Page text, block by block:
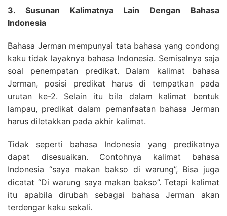
3. Susunan Kalimatnya Lain Dengan Bahasa
Indonesia
Bahasa Jerman mempunyai tata bahasa yang condong
kaku tidak layaknya bahasa Indonesia. Semisalnya saja
soal penempatan predikat. Dalam kalimat bahasa
Jerman, posisi predikat harus di tempatkan pada
urutan ke-2. Selain itu bila dalam kalimat bentuk
lampau, predikat dalam pemanfaatan bahasa Jerman
harus diletakkan pada akhir kalimat.
Tidak seperti bahasa Indonesia yang predikatnya
dapat disesuaikan. Contohnya kalimat bahasa
Indonesia “saya makan bakso di warung”, Bisa juga
dicatat “Di warung saya makan bakso”. Tetapi kalimat
itu apabila dirubah sebagai bahasa Jerman akan
terdengar kaku sekali.